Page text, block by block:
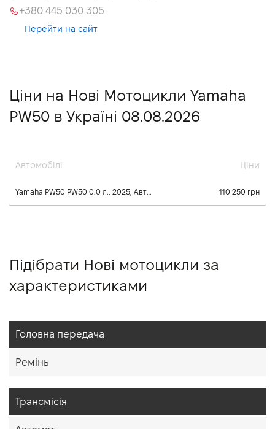
+380 445 030 305
Перейти на сайт
Ціни на Нові Мотоцикли Yamaha
PW50 в Україні 08.08.2026
Автомобілі Ціни
Yamaha PW50 PW50 0.0 л., 2025, Автомат 110 250 грн
Підібрати Нові мотоцикли за
характеристиками
Головна передача
Ремінь
Трансмісія